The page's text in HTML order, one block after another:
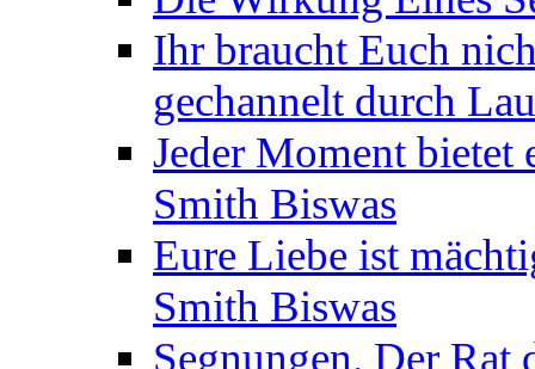
Ihr braucht Euch
gechannelt durch
Jeder Moment bietet
Smith Biswas
Eure Liebe ist
Smith Biswas
Segnungen. Der